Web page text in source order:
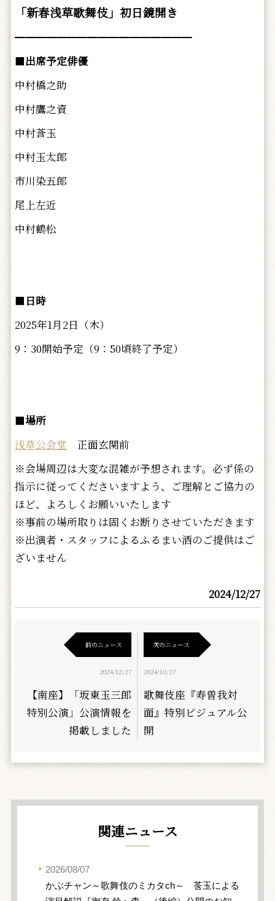
「新春浅草歌舞伎」初日鏡開き
━━━━━━━━━━━━━━━━━
■出席予定俳優
中村橋之助
中村鷹之資
中村莟玉
中村玉太郎
市川染五郎
尾上左近
中村鶴松
■ 日時
2025年1月2日（木）
9：30開始予定（9：50頃終了予定）
■場所
浅草公会堂 正面玄関前
※会場周辺は大変な混雑が予想されます。必ず係の
指示に従ってくださいますよう、ご理解とご協力の
ほど、よろしくお願いいたします
※事前の場所取りは固くお断りさせていただきます
※出演者・スタッフによるふるまい酒のご提供はご
ざいません
2024/12/27
前のニュース
2024/12/27
【南座】「坂東玉三郎
特別公演」公演情報を
掲載しました
次のニュース
2024/12/27
歌舞伎座『寿曽我対
面』特別ビジュアル公
開
関連ニュース
2026/08/07
かぶチャン～歌舞伎のミカタch～ 莟玉による